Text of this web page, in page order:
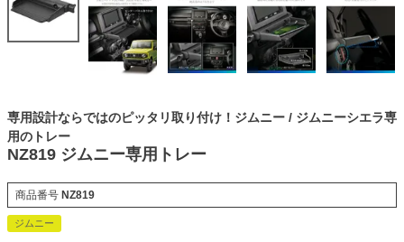
専用設計ならではのピッタリ取り付け！ジムニー / ジムニーシエラ専
用のトレー
NZ819 ジムニー専用トレー
商品番号 NZ819
ジムニー